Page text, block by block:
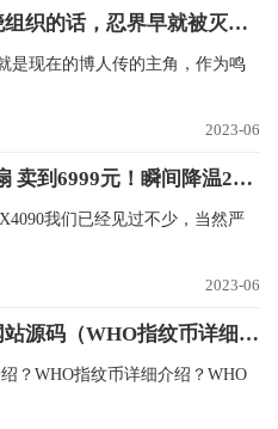
火影：如果这五个人加入晓组织的话，忍界早就被灭了好几次了！
是现在的博人传的主角，作为鸣
2023-06
RTX 4070换装暴力涡轮风扇 卖到6999元！瞬间降温21℃
我们已经见过不少，当然严
2023-06
【世界播资讯】投资理财网站源码（WHO指纹币详细介绍？）
？WHO指纹币详细介绍？WHO